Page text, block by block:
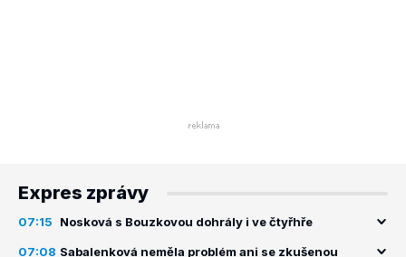
Expres zprávy
07:15 Nosková s Bouzkovou dohrály i ve čtyřhře
07:08 Sabalenková neměla problém ani se zkušenou